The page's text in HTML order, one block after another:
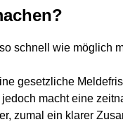
schnell wie möglich
gesetzliche
macht eine
zumal ein klarer